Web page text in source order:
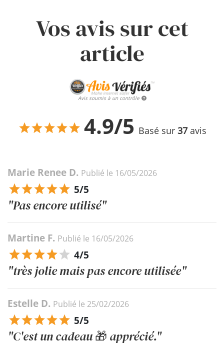
Vos avis sur cet
article
Avis soumis à un contrôle
4.9/5 Basé sur 37avis
Marie Renee D. Publié le 16/05/2026
5/5
"Pas encore utilisé"
Martine F. Publié le 16/05/2026
4/5
"très jolie mais pas encore utilisée"
Estelle D. Publié le 25/02/2026
5/5
"C'est un cadeau 🎁 apprécié."